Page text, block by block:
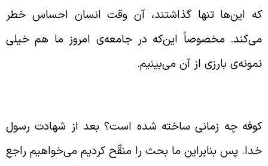
این‌ها تنها گذاشتند، آن وقت انسان احساس خطر
مخصوصاً این‌که در جامعه‌ی امروز ما هم خیلی
بارزی از آن می‌بینیم.
چه زمانی ساخته شده است؟ بعد از شهادت رسول
پس بنابراین ما بحث را منقّح کردیم می‌خواهیم راجع